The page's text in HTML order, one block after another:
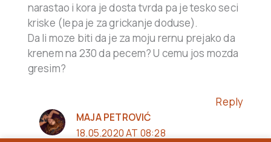
narastao i kora je dosta tvrda pa je tesko seci
kriske (lepa je za grickanje doduse).
Da li moze biti da je za moju rernu prejako da
krenem na 230 da pecem? U cemu jos mozda
gresim?
Reply
MAJA PETROVIĆ
18.05.2020 AT 08:28